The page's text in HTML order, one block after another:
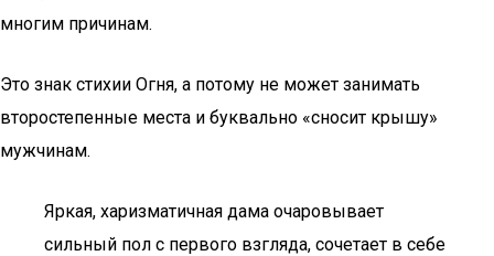
многим причинам.
Это знак стихии Огня, а потому не может занимать
второстепенные места и буквально «сносит крышу»
мужчинам.
Яркая, харизматичная дама очаровывает
сильный пол с первого взгляда, сочетает в себе